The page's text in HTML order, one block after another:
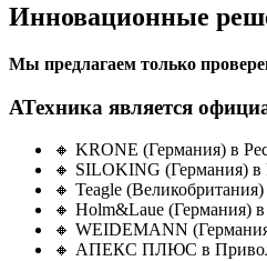
Инновационные
Мы предлагаем только
АТехника является
🔸 KRONE (Германия) в
🔸 SILOKING (Германия) в
🔸 Teagle
🔸 Holm&Laue (Германия)
🔸 WEIDEMANN
🔸 АПЕКС ПЛЮС в